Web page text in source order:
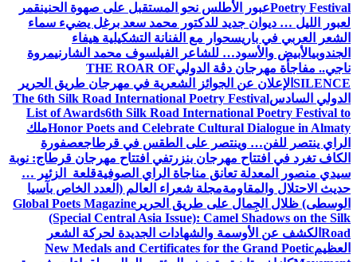
Poetry Festivalعبور الأطلس نحو المستقبل على صهوة الحنينقمر
لعبور الليل … ديوان جديد للدكتور محمد سعد برغل يضيء سماء
الشعر العربي في باريسحوار مع الفنانة التشكيلية هيفاء
الجندوبيالأبيض والأسود… للشاعر الفيلسوف محمد الشارنيمروة
ناجي.. مفاجأة مهرجان دڨة الدوليTHE ROAR OF
SILENCE الإعلان عن الجوائز الشعرية في مهرجان طريق الحرير
الدولي السادسThe 6th Silk Road International Poetry Festival
List of Awards6th Silk Road International Poetry Festival to
Honor Poets and Celebrate Cultural Dialogue in Almatyملك
الراي ينتصر للفن… وينتصر على الطقس في قرطاجعصفورة
الكاف تغرد في افتتاح مهرجان بنزرتفي افتتاح مهرجان قرطاج: نوبة
سيدي منصور المعدلة تعانق مناجاة الراي الصوفيةقلعة الزئير …
حديث الاحتلال والمقاومةمجلة شعراء العالم (العدد الخاص بآسيا
الوسطى) ظلال الجِمال على طريق الحرير Global Poets Magazine
(Special Central Asia Issue): Camel Shadows on the Silk
Road الكشف عن الأوسمة والشهادات الجديدة لحركة الشعر
العظيمNew Medals and Certificates for the Grand Poetic